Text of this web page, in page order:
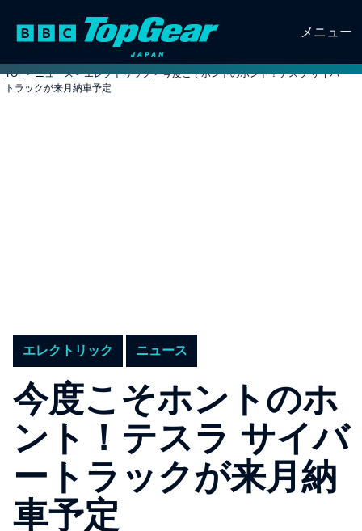
メニュー
TOP > ニュース > エレクトリック > 今度こそホントのホント！テスラ サイバー
トラックが来月納車予定
エレクトリック ニュース
今度こそホントのホ
ント！テスラ サイバ
ートラックが来月納
車予定